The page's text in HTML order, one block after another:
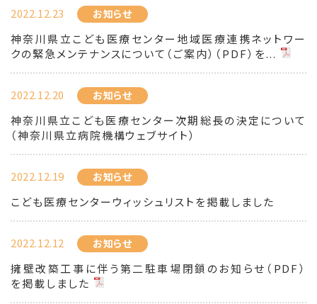
2022.12.23 お知らせ
神奈川県立こども医療センター地域医療連携ネットワー
クの緊急メンテナンスについて（ご案内）（PDF）を...
2022.12.20 お知らせ
神奈川県立こども医療センター次期総長の決定について
（神奈川県立病院機構ウェブサイト）
2022.12.19 お知らせ
こども医療センターウィッシュリストを掲載しました
2022.12.12 お知らせ
擁壁改築工事に伴う第二駐車場閉鎖のお知らせ（PDF）
を掲載しました